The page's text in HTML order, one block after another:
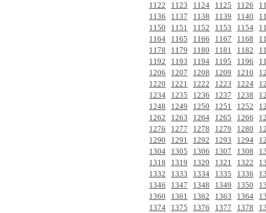
1122
1123 1124 1125 1126
1136
1137 1138 1139 1140
1150
1151 1152 1153 1154
1164
1165 1166 1167 1168
1178
1179 1180 1181 1182
1192
1193 1194 1195 1196
1206
1207 1208 1209 1210
1220
1221 1222 1223 1224
1234
1235 1236 1237 1238
1248
1249 1250 1251 1252
1262
1263 1264 1265 1266
1276
1277 1278 1279 1280
1290
1291 1292 1293 1294
1304
1305 1306 1307 1308
1318
1319 1320 1321 1322
1332
1333 1334 1335 1336
1346
1347 1348 1349 1350
1360
1361 1362 1363 1364
1374
1375 1376 1377 1378